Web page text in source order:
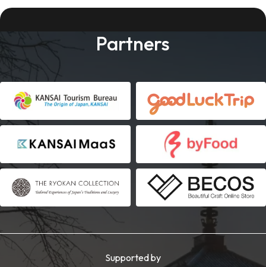
Partners
Supported by